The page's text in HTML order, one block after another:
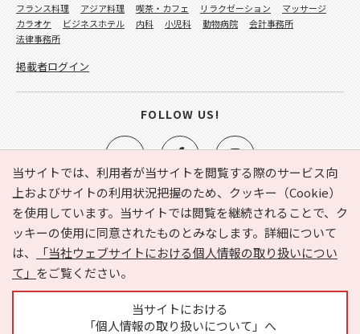
当サイトでは、利用者が当サイトを閲覧する際のサービス向
上およびサイトの利用状況把握のため、クッキー（Cookie）
を使用しています。当サイトでは閲覧を継続されることで、ク
ッキーの使用に同意されたものとみなします。詳細について
は、
「当社ウェブサイトにおける個人情報の取り扱いについ
て」 をご覧ください。
当サイトにおける
「個人情報の取り扱いについて」へ
e-NAVITA（イーナビタ）とは？ お気に入り
ヘルプ
利用規約
個人情報の取り扱いについて
運営会社
サイトマップ
広告掲載に関するお問い合わせ
フランス料理
アジア料理 喫茶・カフェ リラクゼーション
マッサージ
カラオケ
ビジネスホテル 内科 小児科 動物病院
会計事務所
法律事務所
掲載者ログイン
FOLLOW US!